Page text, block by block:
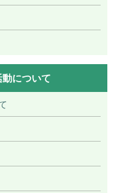
について